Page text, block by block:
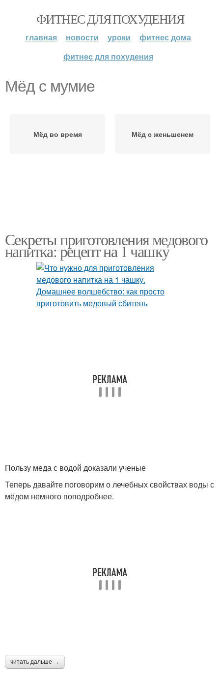
ФИТНЕС ДЛЯ ПОХУДЕНИЯ
главная новости уроки
фитнес дома
фитнес для похудения
Мёд с мумие
Мёд во время Мёд с женьшенем
Секреты приготовления медового
напитка: рецепт на 1 чашку
Пользу меда с водой доказали ученые
Теперь давайте поговорим о лечебных свойствах воды с
мёдом немного поподробнее.
читать дальше →